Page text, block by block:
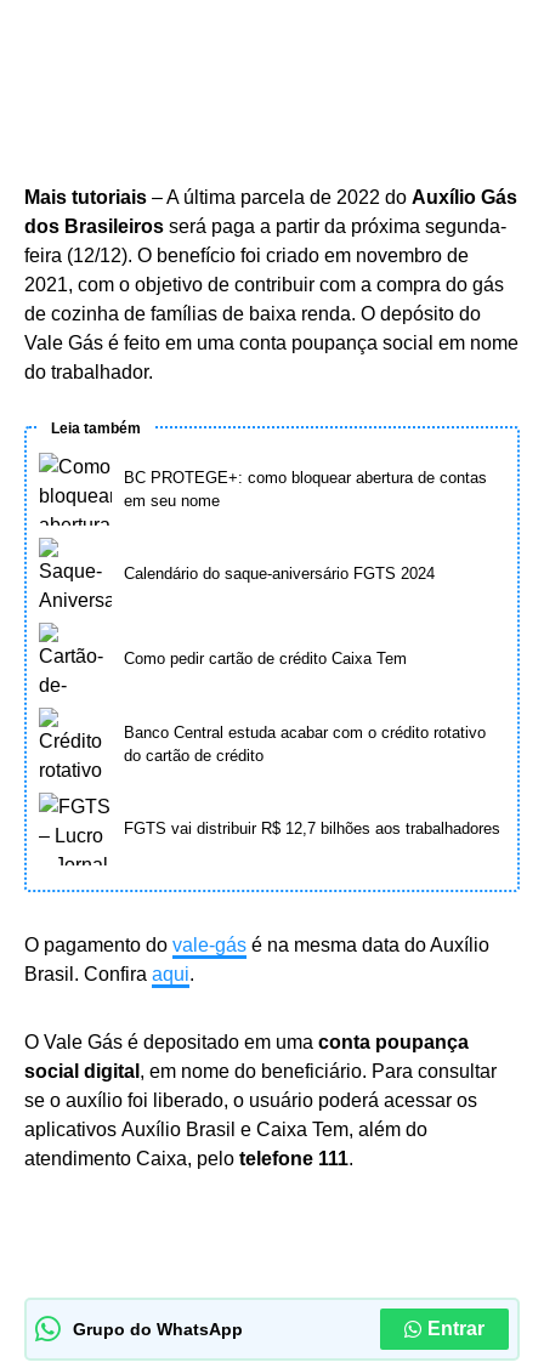
Mais tutoriais – A última parcela de 2022 do Auxílio Gás
dos Brasileiros será paga a partir da próxima segunda-
feira (12/12). O benefício foi criado em novembro de
2021, com o objetivo de contribuir com a compra do gás
de cozinha de famílias de baixa renda. O depósito do
Vale Gás é feito em uma conta poupança social em nome
do trabalhador.
Leia também
BC PROTEGE+: como bloquear abertura de contas
em seu nome
Calendário do saque-aniversário FGTS 2024
Como pedir cartão de crédito Caixa Tem
Banco Central estuda acabar com o crédito rotativo
do cartão de crédito
FGTS vai distribuir R$ 12,7 bilhões aos trabalhadores
O pagamento do vale-gás é na mesma data do Auxílio
Brasil. Confira aqui.
O Vale Gás é depositado em uma conta poupança
social digital , em nome do beneficiário. Para consultar
se o auxílio foi liberado, o usuário poderá acessar os
aplicativos Auxílio Brasil e Caixa Tem, além do
atendimento Caixa, pelo telefone 111.
Grupo do WhatsApp Entrar